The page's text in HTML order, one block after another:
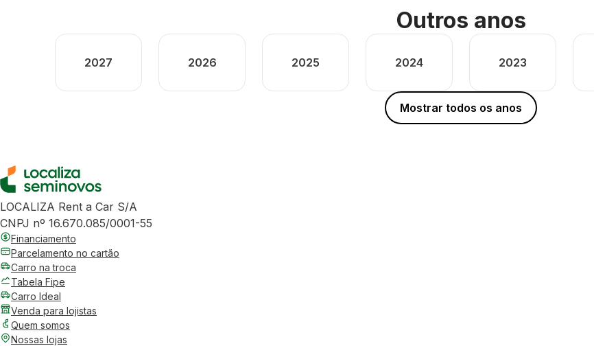
Outros anos
2027 2026 2025 2024 2023
Mostrar todos os anos
LOCALIZA Rent a Car S/A
CNPJ nº 16.670.085/0001-55
Financiamento
Parcelamento no cartão
Carro na troca
Tabela Fipe
Carro Ideal
Venda para lojistas
Quem somos
Nossas lojas